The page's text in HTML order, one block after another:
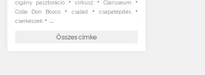
cigány pasztoráció cirkusz Clarisseum
Colle Don Bosco• család •csapatépítés •
cserkészek• ...
Összes címke